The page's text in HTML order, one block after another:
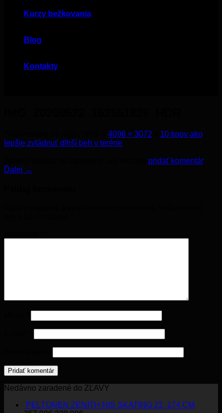
Kurzy bežkovania
Blog
Kontakty
4096 × 3072
10 tipov ako
lepšie zvládnuť dlhší beh v teréne
pridať komentár.
Ďalej →
Nedávno zaradené do ZĽAVY
PELTONEN ZENITH NIS SKATING 22, 174 CM